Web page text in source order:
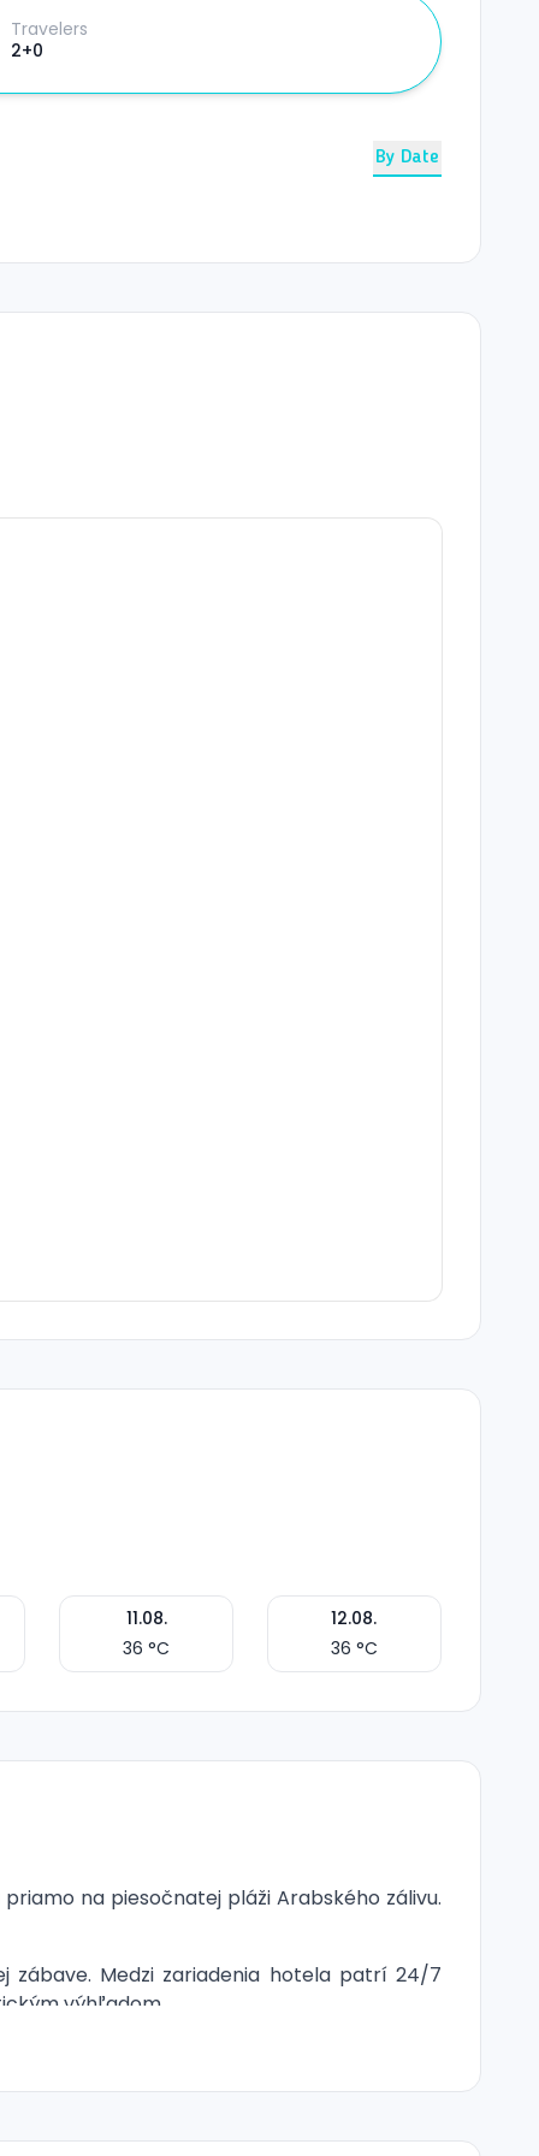
Travelers
2+0
By Date
11.08.
36 °C
12.08.
36 °C
na piesočnatej pláži Arabského zálivu.
zábave. Medzi zariadenia hotela patrí 24/7
výhľadom.